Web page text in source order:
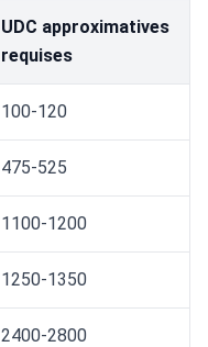
UDC approximatives
requises
100-120
475-525
1100-1200
1250-1350
2400-2800